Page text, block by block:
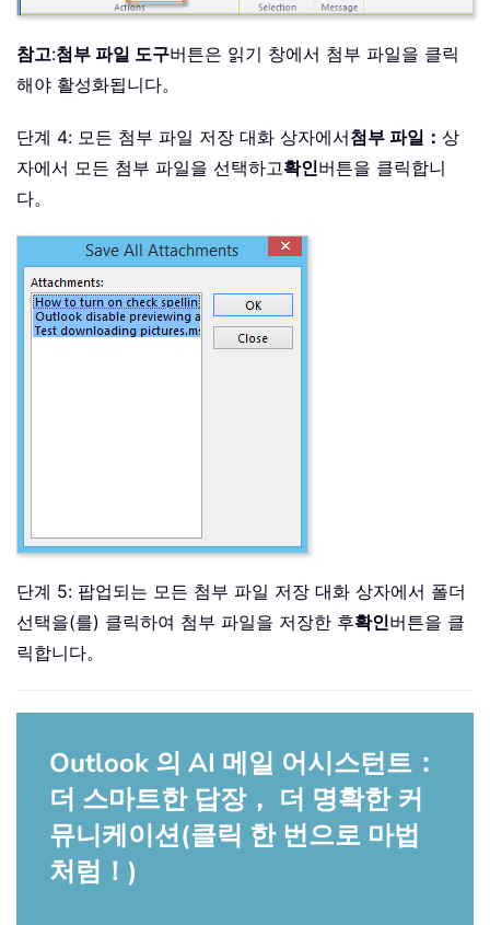
참고:첨부 파일 도구버튼은 읽기 창에서 첨부 파일을 클릭
해야 활성화됩니다。
단계 4: 모든 첨부 파일 저장 대화 상자에서첨부 파일： 상
자에서 모든 첨부 파일을 선택하고확인버튼을 클릭합니
다。
단계 5: 팝업되는 모든 첨부 파일 저장 대화 상자에서 폴더
선택을(를) 클릭하여 첨부 파일을 저장한 후확인버튼을 클
릭합니다。
Outlook 의 AI 메일 어시스턴트：
더 스마트한 답장， 더 명확한 커
뮤니케이션(클릭 한 번으로 마법
처럼！)